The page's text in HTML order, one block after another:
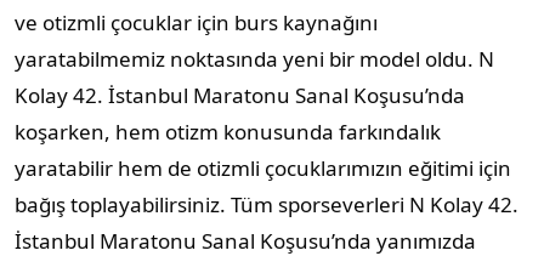
ve otizmli çocuklar için burs kaynağını
yaratabilmemiz noktasında yeni bir model oldu. N
Kolay 42. İstanbul Maratonu Sanal Koşusu’nda
koşarken, hem otizm konusunda farkındalık
yaratabilir hem de otizmli çocuklarımızın eğitimi için
bağış toplayabilirsiniz. Tüm sporseverleri N Kolay 42.
İstanbul Maratonu Sanal Koşusu’nda yanımızda